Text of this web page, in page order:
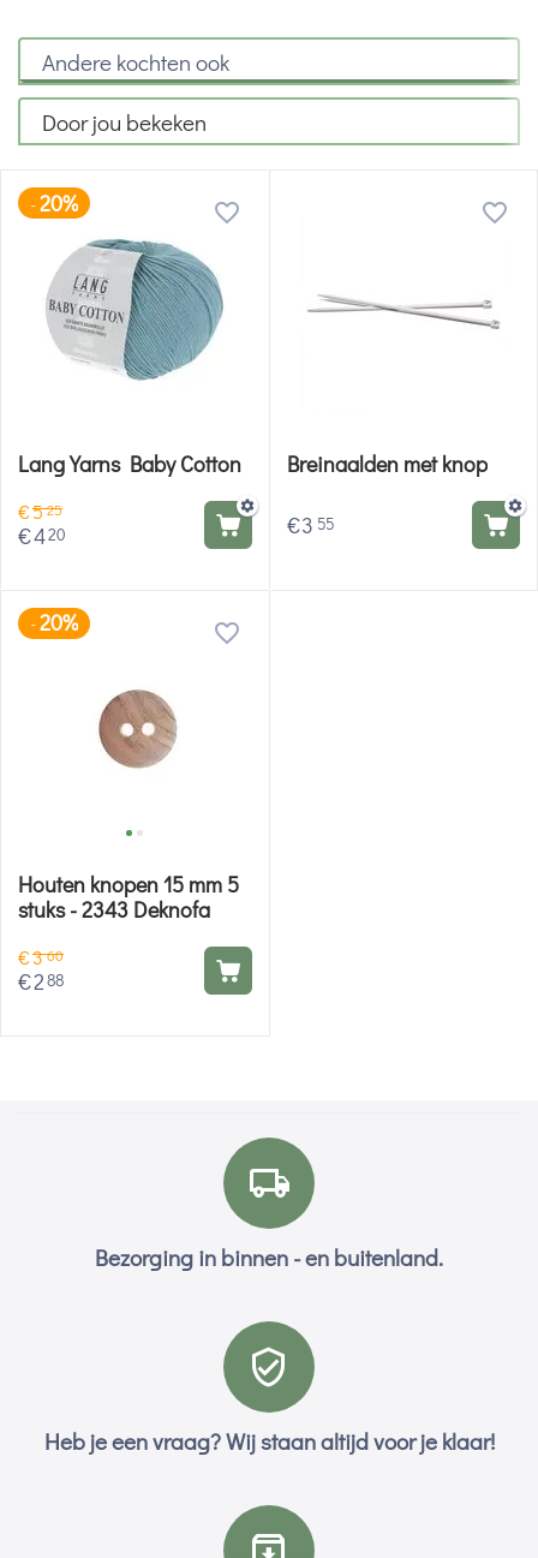
Andere kochten ook
Door jou bekeken
-20%
Lang Yarns Baby Cotton
€525
€420
Breinaalden met knop
€3 55
-20%
Houten knopen 15 mm 5
stuks - 2343 Deknofa
€360
€288
Bezorging in binnen - en buitenland.
Heb je een vraag? Wij staan altijd voor je klaar!